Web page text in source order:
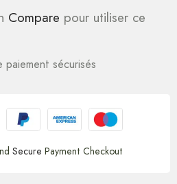
Compare pour utiliser ce
paiement sécurisés
Secure Payment Checkout